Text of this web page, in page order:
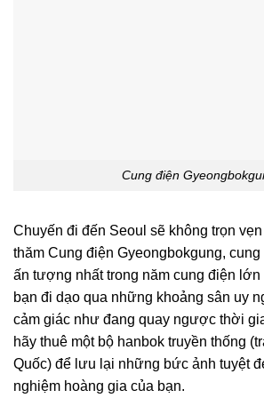
Cung điện
Chuyến đi đến Seoul sẽ không trọn
thăm Cung điện Gyeongbokgung,
ấn tượng nhất trong năm cung điện lớn
bạn đi dạo qua những khoảng sân uy
cảm giác như đang quay ngược thời
hãy thuê một bộ hanbok truyền thống
Quốc) để lưu lại những bức ảnh tuyệt
nghiệm hoàng gia của bạn.